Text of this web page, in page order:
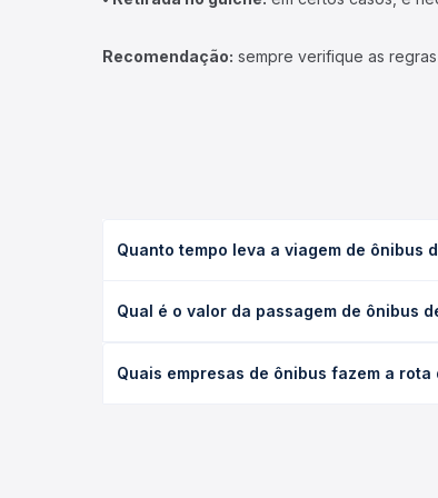
Recomendação: sempre verifique as
Quanto tempo leva a viagem de ônibus
(convencional, executivo ou leito) e as
Qual é o valor da passagem de ônibus
empresa, o tipo de poltrona e a
Quais empresas de ônibus fazem a